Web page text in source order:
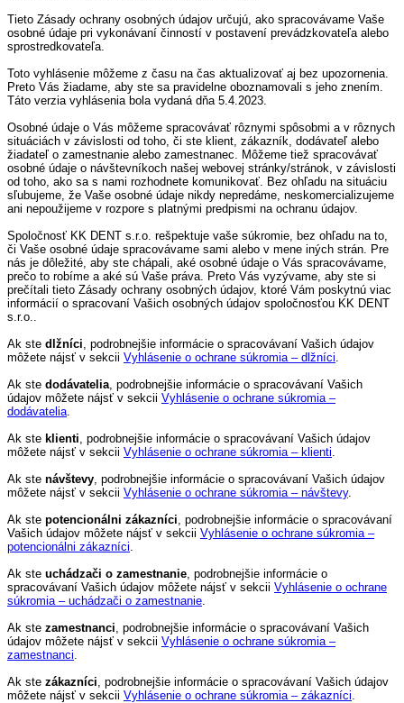
Tieto Zásady ochrany osobných údajov určujú, ako spracovávame Vaše
osobné údaje pri vykonávaní činností v postavení prevádzkovateľa alebo
sprostredkovateľa.
Toto vyhlásenie môžeme z času na čas aktualizovať aj bez upozornenia.
Preto Vás žiadame, aby ste sa pravidelne oboznamovali s jeho znením.
Táto verzia vyhlásenia bola vydaná dňa 5.4.2023.
Osobné údaje o Vás môžeme spracovávať rôznymi spôsobmi a v rôznych
situáciách v závislosti od toho, či ste klient, zákazník, dodávateľ alebo
žiadateľ o zamestnanie alebo zamestnanec. Môžeme tiež spracovávať
osobné údaje o návštevníkoch našej webovej stránky/stránok, v závislosti
od toho, ako sa s nami rozhodnete komunikovať. Bez ohľadu na situáciu
sľubujeme, že Vaše osobné údaje nikdy nepredáme, neskomercializujeme
ani nepoužijeme v rozpore s platnými predpismi na ochranu údajov.
Spoločnosť KK DENT s.r.o. rešpektuje vaše súkromie, bez ohľadu na to,
či Vaše osobné údaje spracovávame sami alebo v mene iných strán. Pre
nás je dôležité, aby ste chápali, aké osobné údaje o Vás spracovávame,
prečo to robíme a aké sú Vaše práva. Preto Vás vyzývame, aby ste si
prečítali tieto Zásady ochrany osobných údajov, ktoré Vám poskytnú viac
informácií o spracovaní Vašich osobných údajov spoločnosťou KK DENT
s.r.o..
Ak ste dlžníci , podrobnejšie informácie o spracovávaní Vašich údajov
môžete nájsť v sekcii Vyhlásenie o ochrane súkromia – dlžníci
Ak ste dodávatelia , podrobnejšie informácie o spracovávaní Vašich
údajov môžete nájsť v sekcii Vyhlásenie o ochrane súkromia –
dodávatelia
Ak ste klienti , podrobnejšie informácie o spracovávaní Vašich údajov
môžete nájsť v sekcii Vyhlásenie o ochrane súkromia – klienti
Ak ste návštevy , podrobnejšie informácie o spracovávaní Vašich údajov
môžete nájsť v sekcii Vyhlásenie o ochrane súkromia – návštevy.
Ak ste potencionálni zákazníci , podrobnejšie informácie o spracovávaní
Vašich údajov môžete nájsť v sekcii Vyhlásenie o ochrane súkromia –
potencionálni zákazníci
Ak ste uchádzači o zamestnanie , podrobnejšie informácie o
spracovávaní Vašich údajov môžete nájsť v sekcii Vyhlásenie o ochrane
súkromia – uchádzači o zamestnanie
Ak ste zamestnanci , podrobnejšie informácie o spracovávaní Vašich
údajov môžete nájsť v sekcii Vyhlásenie o ochrane súkromia –
zamestnanci
Ak ste zákazníci , podrobnejšie informácie o spracovávaní Vašich údajov
môžete nájsť v sekcii Vyhlásenie o ochrane súkromia – zákazníci